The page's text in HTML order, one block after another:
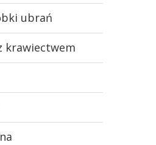
ubrań
krawiectwem